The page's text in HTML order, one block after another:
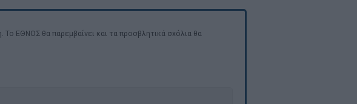
ΕΘΝΟΣ θα παρεμβαίνει και τα προσβλητικά σχόλια θα